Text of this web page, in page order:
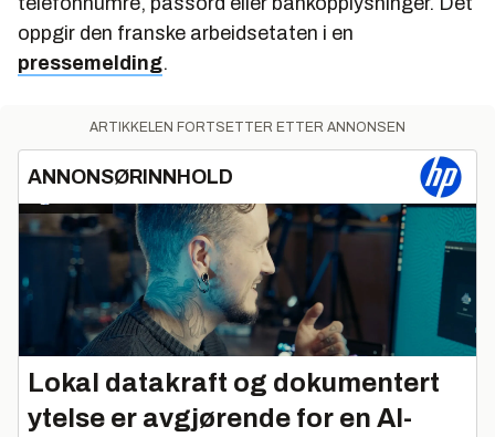
oppgir den franske arbeidsetaten i en
pressemelding.
ARTIKKELEN FORTSETTER ETTER ANNONSEN
ANNONSØRINNHOLD
Lokal datakraft og dokumentert
ytelse er avgjørende for en AI-